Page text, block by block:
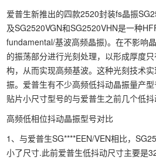
爱普生新推出的四款2520封装fs晶振
及SG2520VGN和SG2520VHN是一种
fundamental/基波高频晶振)。在不影响
的振荡部分进行光刻处理，以形成厚度
构，从而实现高频基波。这种光刻技术
振。爱普生有不少高频低抖动晶振量产
贴片小尺寸型号的与爱普生之前几个低抖
高频低相位抖动晶振型号对比
1、与爱普生SG****EEN/VEN相比，
小了尺寸.此前爱普生低抖动尺寸主要是